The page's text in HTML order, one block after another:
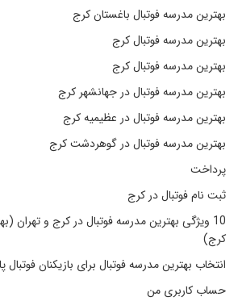
بهترین مدرسه فوتبال باغستان کرج
بهترین مدرسه فوتبال کرج
بهترین مدرسه فوتبال کرج
بهترین مدرسه فوتبال در جهانشهر کرج
بهترین مدرسه فوتبال در عظیمیه کرج
بهترین مدرسه فوتبال در گوهردشت کرج
پرداخت
ثبت نام فوتبال در کرج
10 ویژگی بهترین مدرسه فوتبال در کرج و تهران
کرج)
انتخاب بهترین مدرسه فوتبال برای بازیکنان فوتبال
حساب کاربری من